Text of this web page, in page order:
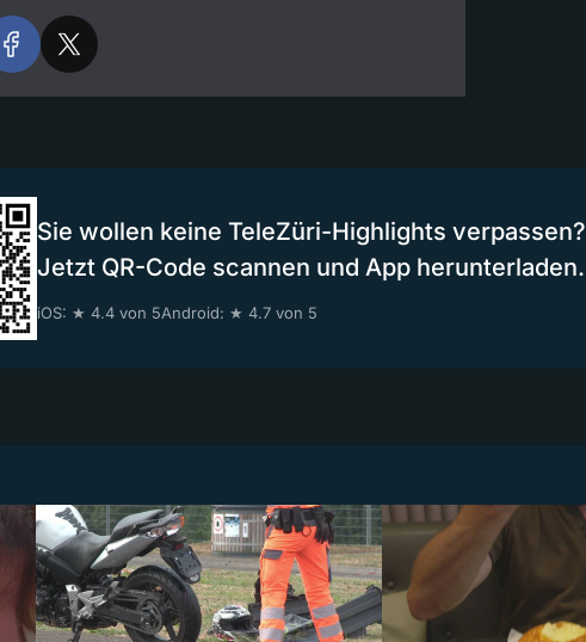
Sie wollen keine TeleZüri-Highlights verpassen?
Jetzt QR-Code scannen und App herunterladen.
iOS: ★ 4.4 von 5Android: ★ 4.7 von 5